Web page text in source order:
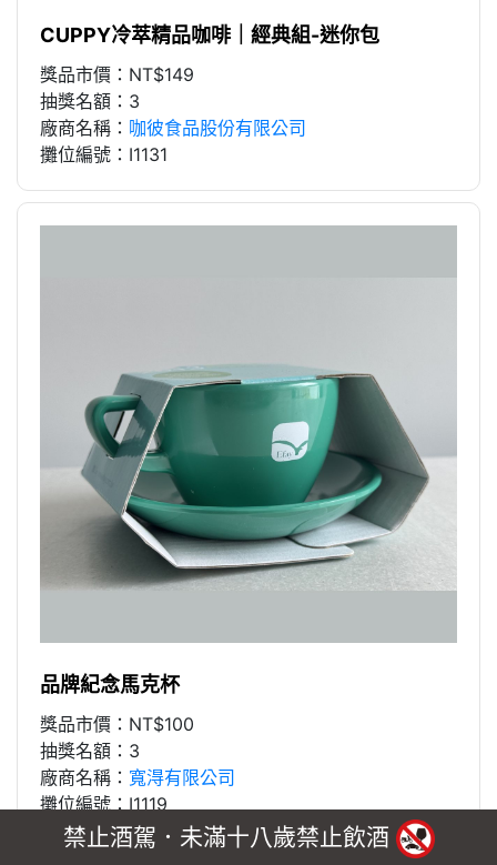
CUPPY冷萃精品咖啡｜經典組-迷你包
獎品市價：NT$149
抽獎名額：3
廠商名稱： 咖彼食品股份有限公司
攤位編號：I1131
品牌紀念馬克杯
獎品市價：NT$100
抽獎名額：3
廠商名稱： 寬淂有限公司
攤位編號：I1119
禁止酒駕．未滿十八歲禁止飲酒